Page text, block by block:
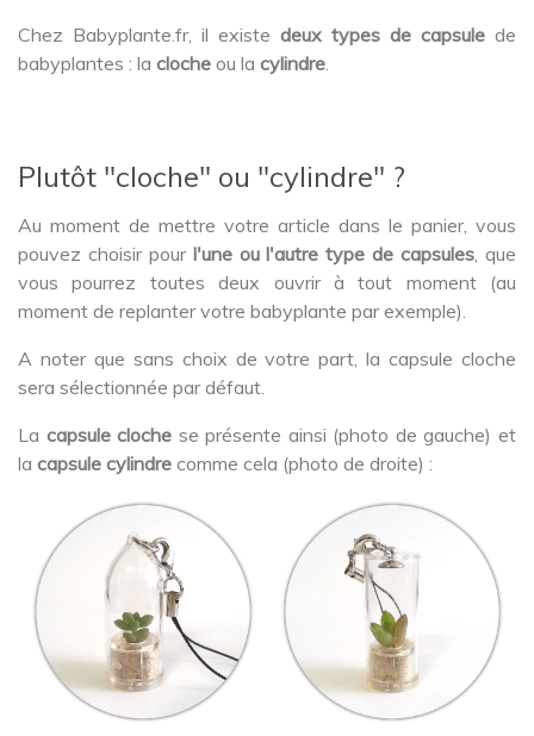
Chez Babyplante.fr, il existe deux types de capsule de
babyplantes : la cloche ou la cylindre.
Plutôt "cloche" ou "cylindre" ?
Au moment de mettre votre article dans le panier, vous
pouvez choisir pour l'une ou l'autre type de capsules, que
vous pourrez toutes deux ouvrir à tout moment (au
moment de replanter votre babyplante par exemple).
A noter que sans choix de votre part, la capsule cloche
sera sélectionnée par défaut.
La capsule cloche se présente ainsi (photo de gauche) et
la capsule cylindre comme cela (photo de droite) :